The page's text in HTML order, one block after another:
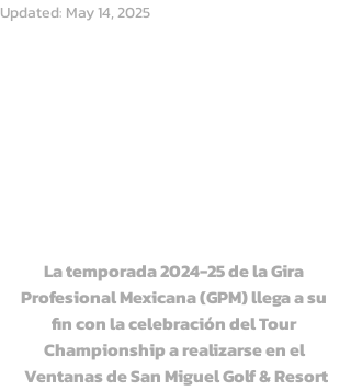
Updated: May 14, 2025
La temporada 2024-25 de la Gira
Profesional Mexicana (GPM) llega a su
fin con la celebración del Tour
Championship a realizarse en el
Ventanas de San Miguel Golf & Resort